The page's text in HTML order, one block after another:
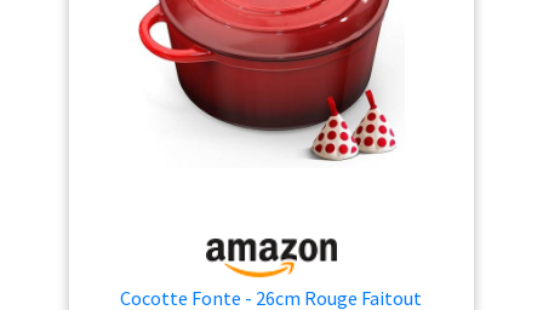
en sûre et confortable
pour la soulever et la
transporter, même avec
des gants de cuisine, Émail
intérieur clair résistant aux
rayures, Couvercle en
fonte émaillée avec bouton
nettoyer : Pour tous types
de plaques de cuisson
(dont induction), fours et
Cocotte Fonte - 26cm Rouge Faitout